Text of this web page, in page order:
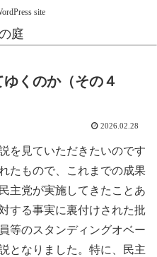
site
庭
くのか（その４
2026.02.28
を見ていただきたいのです
たもので、これまでの成果
主党が実施してきたことあ
する事実に裏付けされた批
等のスタンディングオベー
となりました。特に、民主